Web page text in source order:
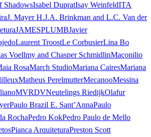
ShadowsIsabel DupratIsay WeinfeldITA
J. Mayer H.J.A. Brinkman and L.C. Van der
JAMESPLUMBJavier
Laurent TroostLe CorbusierLina Bo
Voellmy and Chasper SchmidlinMaçonilio
RosaMarch StudioMariana CairesMariana
Matheus PerelmutterMecanooMessina
MVRDVNeutelings RiedijkOlafur
Paulo Brazil E. Sant’AnnaPaulo
RochaPedro KokPedro Paulo de Mello
Pianca ArquiteturaPreston Scott